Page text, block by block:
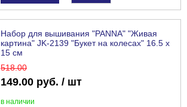
Набор для вышивания "PANNA" "Живая
картина" JK-2139 "Букет на колесах" 16.5 х
15 см
518.00
149.00 руб. / шт
в наличии